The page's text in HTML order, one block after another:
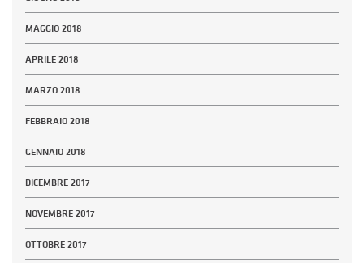
MAGGIO 2018
APRILE 2018
MARZO 2018
FEBBRAIO 2018
GENNAIO 2018
DICEMBRE 2017
NOVEMBRE 2017
OTTOBRE 2017